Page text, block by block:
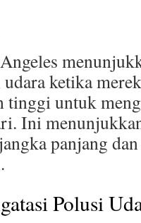
ketika
untuk
Ini
panjang
Polusi